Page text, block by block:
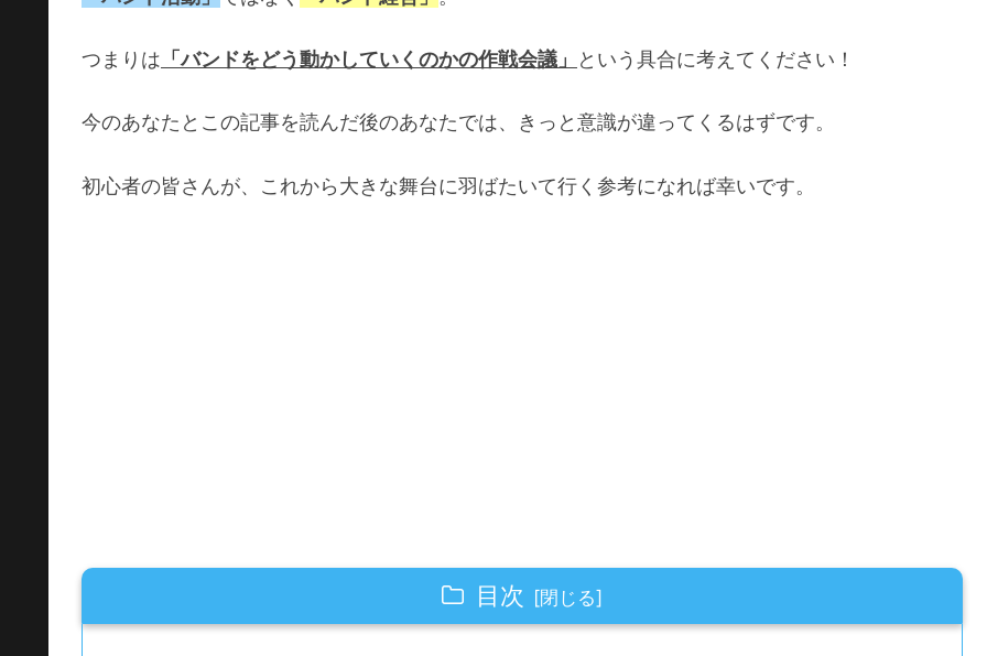
つまりは 「バンドをどう動かしていくのかの作戦会議」 という具合に考えてください！
今のあなたとこの記事を読んだ後のあなたでは、きっと意識が違ってくるはずです。
初心者の皆さんが、これから大きな舞台に羽ばたいて行く参考になれば幸いです。
目次